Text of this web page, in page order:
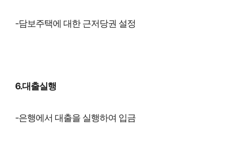
-담보주택에 대한 근저당권 설정
6.대출실행
-은행에서 대출을 실행하여 입금